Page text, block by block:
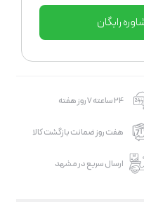
رایگان
24 ساعته 7 روز هفته
هفت روز ضمانت بازگشت کالا
ارسال سریع در مشهد